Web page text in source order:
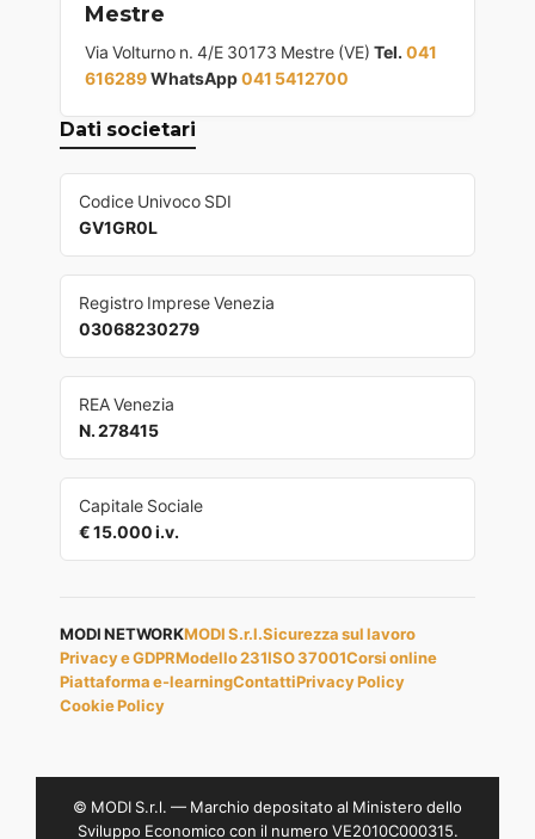
Mestre
Via Volturno n. 4/E 30173 Mestre (VE) Tel. 041
616289WhatsApp041 5412700
Dati societari
Codice Univoco SDI
GV1GR0L
Registro Imprese Venezia
03068230279
REA Venezia
N. 278415
Capitale Sociale
€ 15.000 i.v.
MODI NETWORKMODI S.r.l.Sicurezza sul lavoro
Privacy e GDPRModello 231ISO 37001Corsi online
Piattaforma e-learningContattiPrivacy Policy
Cookie Policy
© MODI S.r.l. — Marchio depositato al Ministero dello
Sviluppo Economico con il numero VE2010C000315.